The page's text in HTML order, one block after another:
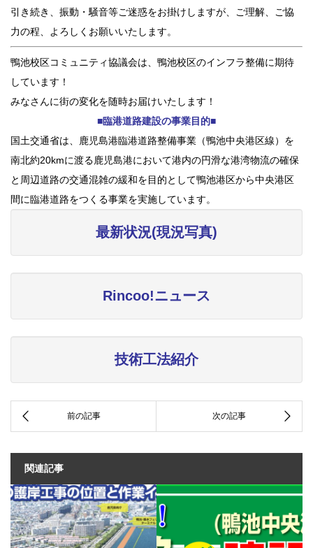
引き続き、振動・騒音等ご迷惑をお掛けしますが、ご理解、ご協
力の程、よろしくお願いいたします。
鴨池校区コミュニティ協議会は、鴨池校区のインフラ整備に期待
しています！
みなさんに街の変化を随時お届けいたします！
■臨港道路建設の事業目的■
国土交通省は、鹿児島港臨港道路整備事業（鴨池中央港区線）を
南北約20kmに渡る鹿児島港において港内の円滑な港湾物流の確保
と周辺道路の交通混雑の緩和を目的として鴨池港区から中央港区
間に臨港道路をつくる事業を実施しています。
最新状況(現況写真)
Rincoo!ニュース
技術工法紹介
関連記事